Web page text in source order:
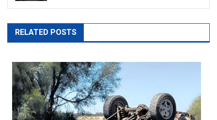
RELATED POSTS